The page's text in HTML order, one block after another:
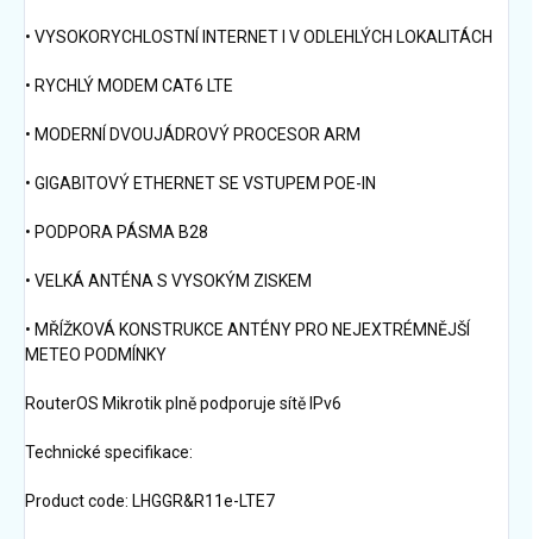
• VYSOKORYCHLOSTNÍ INTERNET I V ODLEHLÝCH LOKALITÁCH
• RYCHLÝ MODEM CAT6 LTE
• MODERNÍ DVOUJÁDROVÝ PROCESOR ARM
• GIGABITOVÝ ETHERNET SE VSTUPEM POE-IN
• PODPORA PÁSMA B28
• VELKÁ ANTÉNA S VYSOKÝM ZISKEM
• MŘÍŽKOVÁ KONSTRUKCE ANTÉNY PRO NEJEXTRÉMNĚJŠÍ
METEO PODMÍNKY
RouterOS Mikrotik plně podporuje sítě IPv6
Technické specifikace:
Product code: LHGGR&R11e-LTE7